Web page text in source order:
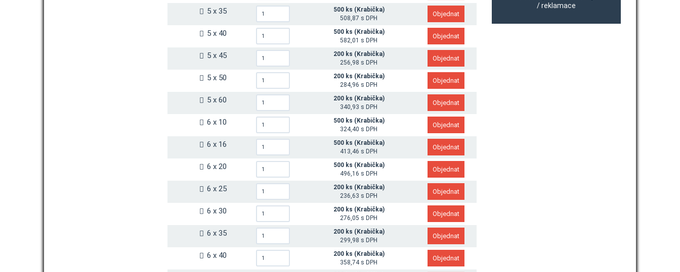
5 x 35
500 ks (Krabička)
508,87 s DPH
5 x 40
500 ks (Krabička)
582,01 s DPH
5 x 45
200 ks (Krabička)
256,98 s DPH
5 x 50
200 ks (Krabička)
284,96 s DPH
5 x 60
200 ks (Krabička)
340,93 s DPH
6 x 10
500 ks (Krabička)
324,40 s DPH
6 x 16
500 ks (Krabička)
413,46 s DPH
6 x 20
500 ks (Krabička)
496,16 s DPH
6 x 25
200 ks (Krabička)
236,63 s DPH
6 x 30
200 ks (Krabička)
276,05 s DPH
6 x 35
200 ks (Krabička)
299,98 s DPH
6 x 40
200 ks (Krabička)
358,74 s DPH
/ reklamace